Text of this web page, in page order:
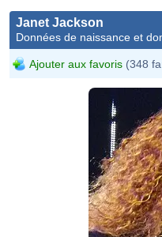
Janet Jackson
Données de naissance et
Ajouter aux favoris (348